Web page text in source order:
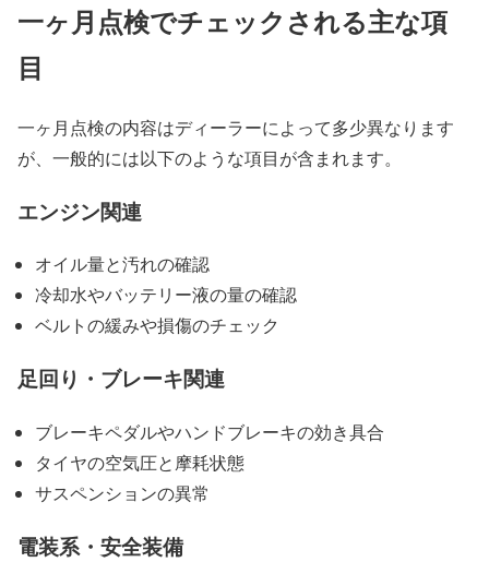
一ヶ月点検でチェックされる主な項
目
一ヶ月点検の内容はディーラーによって多少異なります
が、一般的には以下のような項目が含まれます。
エンジン関連
オイル量と汚れの確認
冷却水やバッテリー液の量の確認
ベルトの緩みや損傷のチェック
足回り・ブレーキ関連
ブレーキペダルやハンドブレーキの効き具合
タイヤの空気圧と摩耗状態
サスペンションの異常
電装系・安全装備